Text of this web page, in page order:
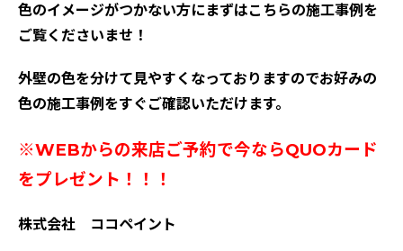
色のイメージがつかない方にまずはこちらの施工事例を
ご覧くださいませ！
外壁の色を分けて見やすくなっておりますのでお好みの
色の施工事例をすぐご確認いただけます。
※WEBからの来店ご予約で今ならQUOカード
をプレゼント！！！
株式会社 ココペイント